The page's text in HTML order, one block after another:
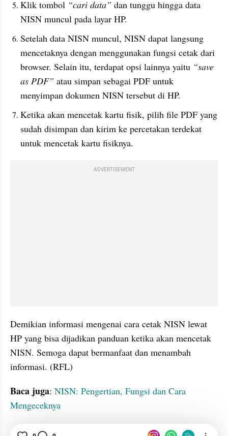
Klik tombol “cari data” dan tunggu hingga data
NISN muncul pada layar HP.
Setelah data NISN muncul, NISN dapat langsung
mencetaknya dengan menggunakan fungsi cetak dari
browser. Selain itu, terdapat opsi lainnya yaitu “save
as PDF” atau simpan sebagai PDF untuk
menyimpan dokumen NISN tersebut di HP.
Ketika akan mencetak kartu fisik, pilih file PDF yang
sudah disimpan dan kirim ke percetakan terdekat
untuk mencetak kartu fisiknya.
ADVERTISEMENT
Demikian informasi mengenai cara cetak NISN lewat
HP yang bisa dijadikan panduan ketika akan mencetak
NISN. Semoga dapat bermanfaat dan menambah
informasi. (RFL)
Baca juga: NISN: Pengertian, Fungsi dan Cara
Mengeceknya